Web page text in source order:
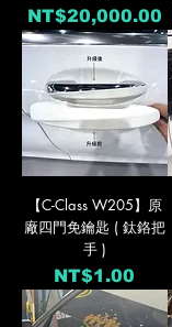
價格
NT$20,000.00
【C-Class W205】原
廠四門免鑰匙 ( 鈦鉻把
手 )
價格
NT$1.00